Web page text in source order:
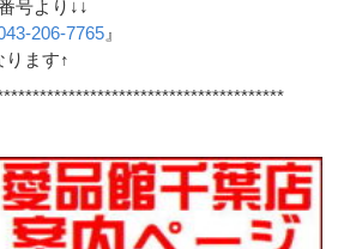
号より↓↓
206-7765 』
ります↑